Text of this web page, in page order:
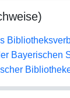
Bayerischen